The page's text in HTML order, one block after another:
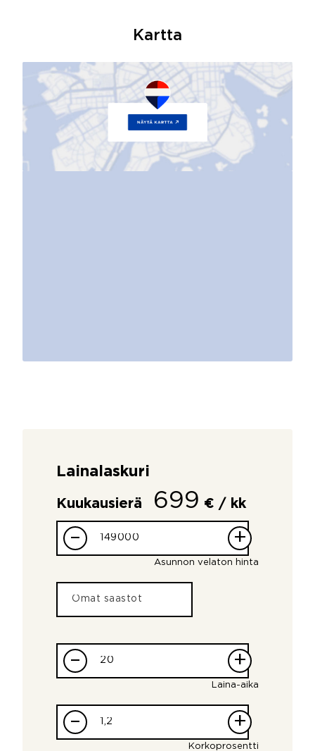
Kartta
Lainalaskuri
Kuukausierä 699 € / kk
– +
Asunnon velaton hinta
– +
Laina-aika
– +
Korkoprosentti